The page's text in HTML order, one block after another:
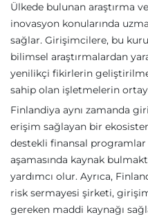
Ülkede bulunan araştırma
inovasyon konularında
sağlar. Girişimcilere, bu
bilimsel araştırmalardan
yenilikçi fikirlerin
sahip olan işletmelerin
Finlandiya aynı zamanda
erişim sağlayan bir
destekli finansal
aşamasında kaynak
yardımcı olur. Ayrıca,
risk sermayesi şirketi,
gereken maddi kaynağı